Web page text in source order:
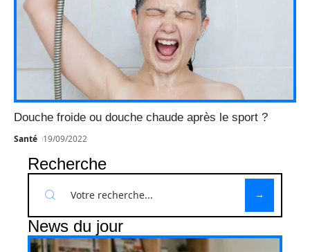
Douche froide ou douche chaude après le sport ?
Santé 19/09/2022
Recherche
News du jour